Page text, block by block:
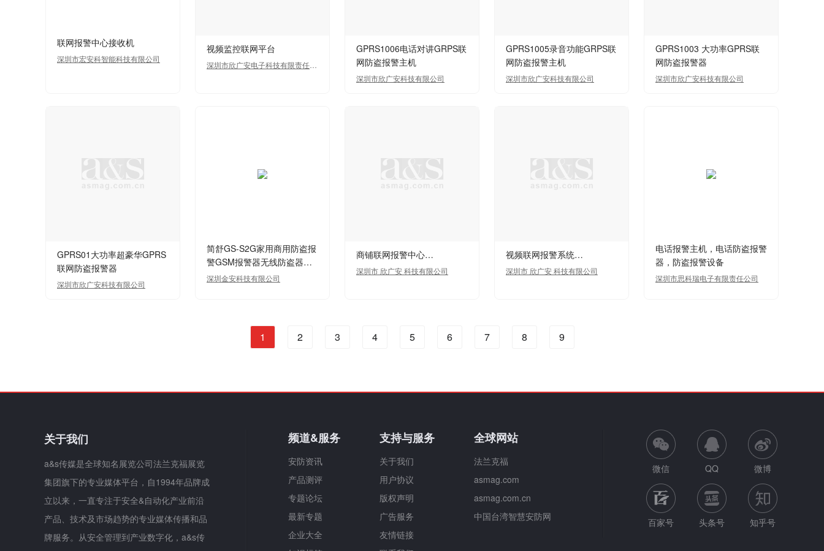
联网报警中心接收机
深圳市宏安科智能科技有限公司
视频监控联网平台
深圳市欣广安电子科技有限责任公
GPRS1006电话对讲GRPS联
网防盗报警主机
深圳市欣广安科技有限公司
GPRS1005录音功能GRPS联
网防盗报警主机
深圳市欣广安科技有限公司
GPRS1003 大功率GPRS联
网防盗报警器
深圳市欣广安科技有限公司
GPRS01大功率超豪华GPRS
联网防盗报警器
深圳市欣广安科技有限公司
简舒GS-S2G家用商用防盗报
警GSM报警器无线防盗器视
频监控
深圳金安科技有限公司
商铺联网报警中心…
深圳市 欣广安 科技有限公司
视频联网报警系统…
深圳市 欣广安 科技有限公司
电话报警主机，电话防盗报警
器，防盗报警设备
深圳市思科瑞电子有限责任公司
1 2 3 4 5 6 7 8 9
关于我们
a&s传媒是全球知名展览公司法兰克福展览
集团旗下的专业媒体平台，自1994年品牌成
立以来，一直专注于安全&自动化产业前沿
产品、技术及市场趋势的专业媒体传播和品
牌服务。从安全管理到产业数字化，a&s传
频道&服务
安防资讯
产品测评
专题论坛
最新专题
企业大全
支持与服务
关于我们
用户协议
版权声明
广告服务
友情链接
全球网站
法兰克福
asmag.com
asmag.com.cn
中国台湾智慧安防网
微信 QQ 微博
百家号 头条号 知乎号